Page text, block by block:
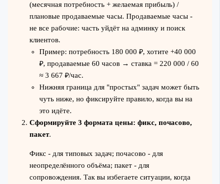
(месячная потребность + желаемая прибыль) /
плановые продаваемые часы. Продаваемые часы -
не все рабочие: часть уйдёт на админку и поиск
клиентов.
Пример: потребность 180 000 ₽, хотите +40 000
₽, продаваемые 60 часов → ставка = 220 000 / 60
≈ 3 667 ₽/час.
Нижняя граница для "простых" задач может быть
чуть ниже, но фиксируйте правило, когда вы на
это идёте.
Сформируйте 3 формата цены: фикс, почасово,
пакет.
Фикс - для типовых задач; почасово - для
неопределённого объёма; пакет - для
сопровождения. Так вы избегаете ситуации, когда